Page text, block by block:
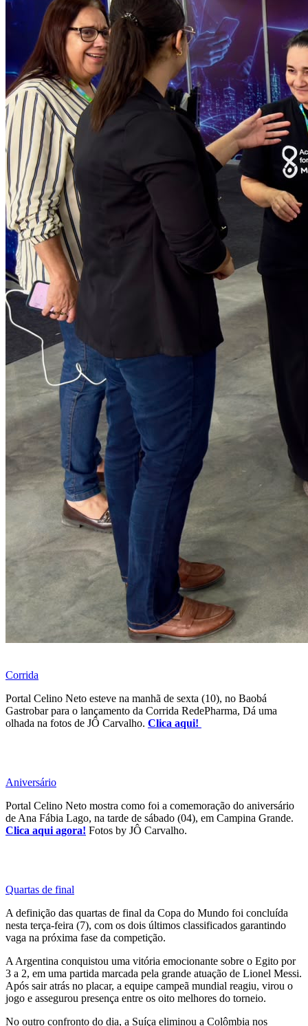
Corrida
Portal Celino Neto esteve na manhã de sexta (10), no Baobá
Gastrobar para o lançamento da Corrida RedePharma, Dá uma
olhada na fotos de JÔ Carvalho. Clica aqui!
Aniversário
Portal Celino Neto mostra como foi a comemoração do aniversário
de Ana Fábia Lago, na tarde de sábado (04), em Campina Grande.
Clica aqui agora! Fotos by JÔ Carvalho.
Quartas de final
A definição das quartas de final da Copa do Mundo foi concluída
nesta terça-feira (7), com os dois últimos classificados garantindo
vaga na próxima fase da competição.
A Argentina conquistou uma vitória emocionante sobre o Egito por
3 a 2, em uma partida marcada pela grande atuação de Lionel Messi.
Após sair atrás no placar, a equipe campeã mundial reagiu, virou o
jogo e assegurou presença entre os oito melhores do torneio.
No outro confronto do dia, a Suíça eliminou a Colômbia nos